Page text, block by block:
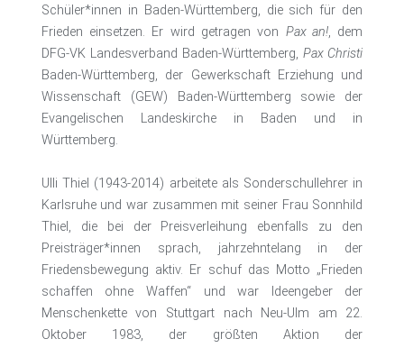
Schüler*innen in Baden-Württemberg, die sich für den
Frieden einsetzen. Er wird getragen von Pax an!, dem
DFG-VK Landesverband Baden-Württemberg,Pax Christi
Baden-Württemberg, der Gewerkschaft Erziehung und
Wissenschaft (GEW) Baden-Württemberg sowie der
Evangelischen Landeskirche in Baden und in
Württemberg.
Ulli Thiel (1943-2014) arbeitete als Sonderschullehrer in
Karlsruhe und war zusammen mit seiner Frau Sonnhild
Thiel, die bei der Preisverleihung ebenfalls zu den
Preisträger*innen sprach, jahrzehntelang in der
Friedensbewegung aktiv. Er schuf das Motto „Frieden
schaffen ohne Waffen“ und war Ideengeber der
Menschenkette von Stuttgart nach Neu-Ulm am 22.
Oktober 1983, der größten Aktion der